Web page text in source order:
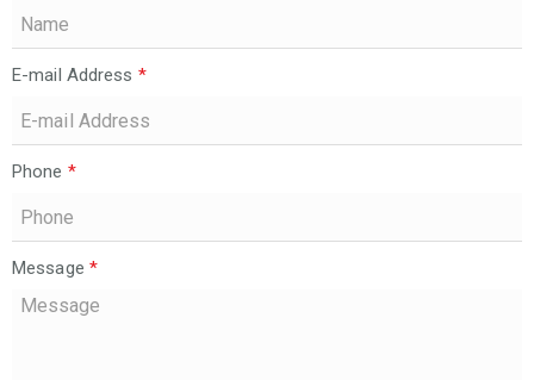
E-mail Address *
Phone *
Message *